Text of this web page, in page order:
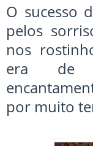
O sucesso
pelos
nos
era de
por muito